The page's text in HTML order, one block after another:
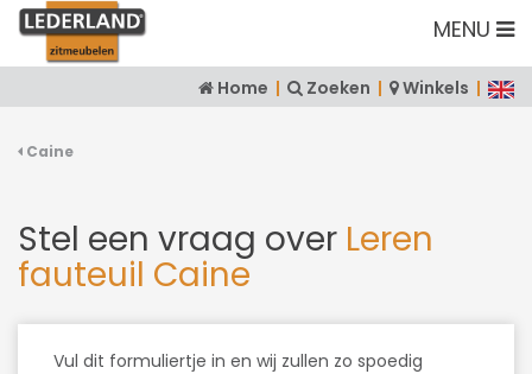
MENU
Home | Zoeken | Winkels |
Caine
Stel een vraag over Leren
fauteuil Caine
Vul dit formuliertje in en wij zullen zo spoedig